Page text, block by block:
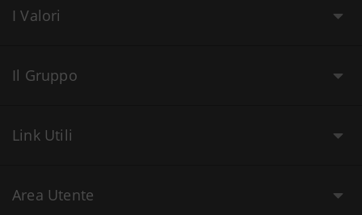
I Valori
Il Gruppo
Link Utili
Area Utente